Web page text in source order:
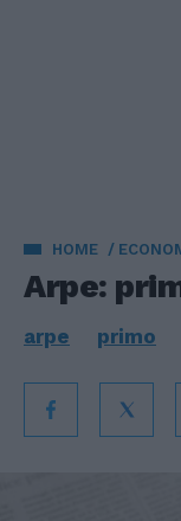
HOME
Arpe:
arpe primo